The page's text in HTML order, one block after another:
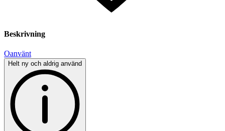
Beskrivning
Oanvänt
Helt ny och aldrig använd